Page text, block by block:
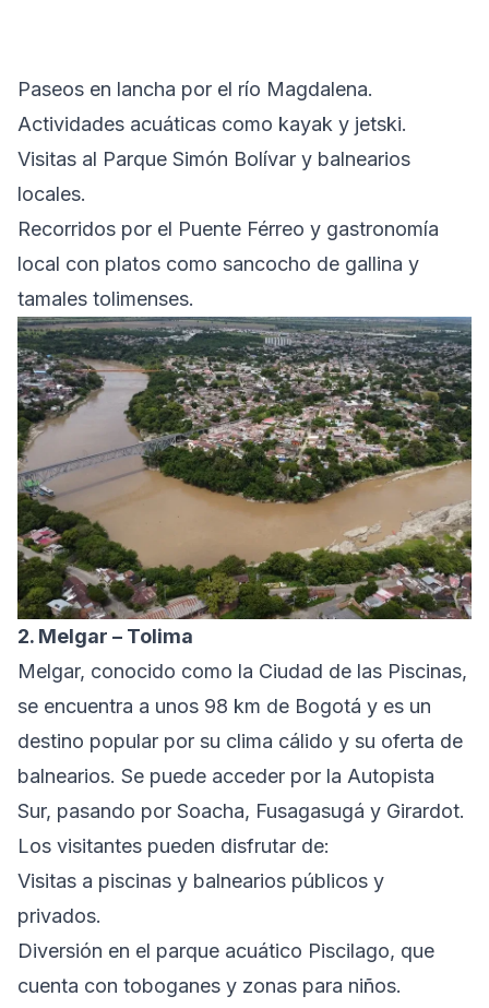
Paseos en lancha por el río Magdalena.
Actividades acuáticas como kayak y jetski.
Visitas al Parque Simón Bolívar y balnearios
locales.
Recorridos por el Puente Férreo y gastronomía
local con platos como sancocho de gallina y
tamales tolimenses.
2. Melgar – Tolima
Melgar, conocido como la Ciudad de las Piscinas,
se encuentra a unos 98 km de Bogotá y es un
destino popular por su clima cálido y su oferta de
balnearios. Se puede acceder por la Autopista
Sur, pasando por Soacha, Fusagasugá y Girardot.
Los visitantes pueden disfrutar de:
Visitas a piscinas y balnearios públicos y
privados.
Diversión en el parque acuático Piscilago, que
cuenta con toboganes y zonas para niños.